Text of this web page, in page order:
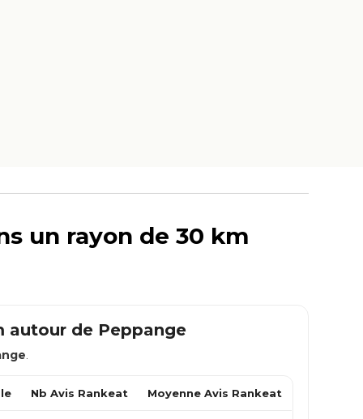
un rayon de 30 km
autour de Peppange
.
Nb Avis Rankeat Moyenne Avis Rankeat